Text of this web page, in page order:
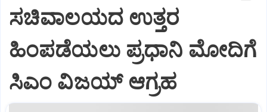
ಸಚಿವಾಲಯದ ಉತ್ತರ
ಹಿಂಪಡೆಯಲು ಪ್ರಧಾನಿ ಮೋದಿಗೆ
ಸಿಎಂ ವಿಜಯ್ ಆಗ್ರಹ